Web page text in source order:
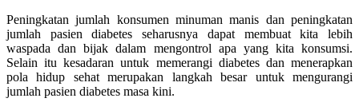
Peningkatan jumlah konsumen minuman manis dan peningkatan
jumlah pasien diabetes seharusnya dapat membuat kita lebih
waspada dan bijak dalam mengontrol apa yang kita konsumsi.
Selain itu kesadaran untuk memerangi diabetes dan menerapkan
pola hidup sehat merupakan langkah besar untuk mengurangi
jumlah pasien diabetes masa kini.